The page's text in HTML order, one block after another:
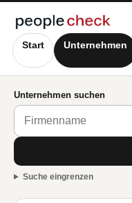
Start Unternehmen
Unternehmen suchen
Suche eingrenzen